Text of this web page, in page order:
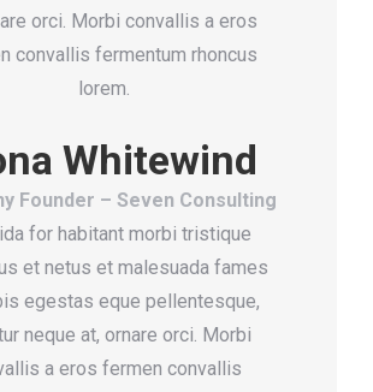
orci. Morbi convallis a eros
convallis fermentum rhoncus
lorem.
Whitewind
Founder – Seven Consulting
for habitant morbi tristique
et netus et malesuada fames
egestas eque pellentesque,
neque at, ornare orci. Morbi
a eros fermen convallis